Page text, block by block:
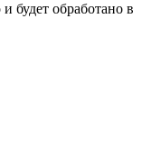
будет обработано в